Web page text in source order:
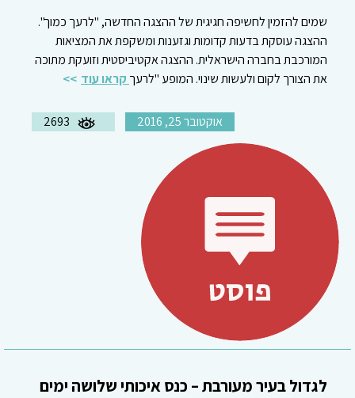
שמים להזמין לחשיפה חגיגית של ההצגה החדשה, "לרעך כמוך".
ההצגה עוסקת בדעות קדומות וגזענות ומשקפת את המציאות
המורכבת בחברה הישראלית. ההצגה אקטיביסטית וזועקת מתוכה
את הצורך לקום ולעשות שינוי. המופע "לרעך קראו עוד
אוקטובר 25, 2016 2693
לגדול בעיר מעורבת – כנס איכותי שלושה ימים